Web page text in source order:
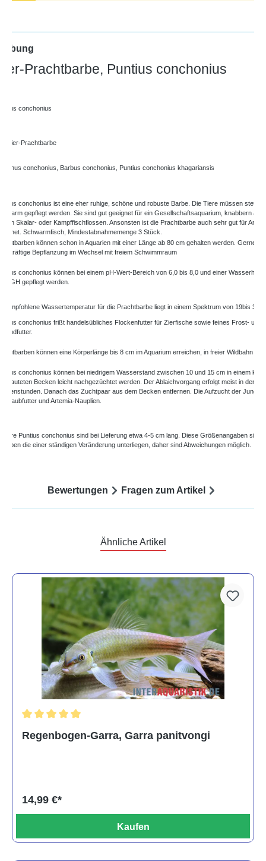
Prachtbarbe, Puntius conchonius
conchonius
Prachtbarbe
conchonius, Barbus conchonius, Puntius conchonius khagariansis
conchonius ist eine eher ruhige, schöne und robuste Barbe. Die Tiere müssen stets
gepflegt werden. Sie sind gut geeignet für ein Gesellschaftsaquarium, knabbern
an Skalar- oder Kampffischflossen. Ansonsten ist die Prachtbarbe auch sehr gut für
Schwarmfisch, Mindestabnahmemenge 3 Stück.
können schon in Aquarien mit einer Länge ab 80 cm gehalten werden. Gerne
kräftige Bepflanzung im Wechsel mit freiem Schwimmraum
conchonius können bei einem pH-Wert-Bereich von 6,0 bis 8,0 und einer
dGH gepflegt werden.
empfohlene Wassertemperatur für die Prachtbarbe liegt in einem Spektrum von 19bis 30°
conchonius frißt handelsübliches Flockenfutter für Zierfische sowie feines Frost- und
können eine Körperlänge bis 8 cm im Aquarium erreichen, in freier Wildbahn bis
conchonius können bei niedrigem Wasserstand zwischen 10 und 15 cm in einem
Becken leicht nachgezüchtet werden. Der Ablaichvorgang erfolgt meist in den
Danach das Zuchtpaar aus dem Becken entfernen. Die Aufzucht der
Staubfutter und Artemia-Nauplien.
Puntius conchonius sind bei Lieferung etwa 4-5 cm lang. Diese Größenangaben sind
die einer ständigen Veränderung unterliegen, daher sind Abweichungen möglich.
Bewertungen Fragen zum Artikel
Ähnliche Artikel
Regenbogen-Garra, Garra panitvongi
14,99 €*
Kaufen